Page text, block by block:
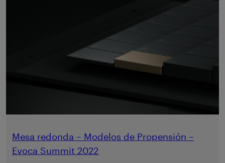
Mesa redonda – Modelos de Propensión –
Evoca Summit 2022